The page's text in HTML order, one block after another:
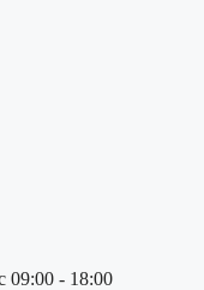
- 18:00